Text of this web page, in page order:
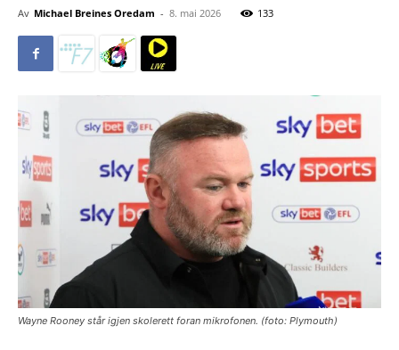
Av Michael Breines Oredam - 8. mai 2026 133
Wayne Rooney står igjen skolerett foran mikrofonen. (foto: Plymouth)